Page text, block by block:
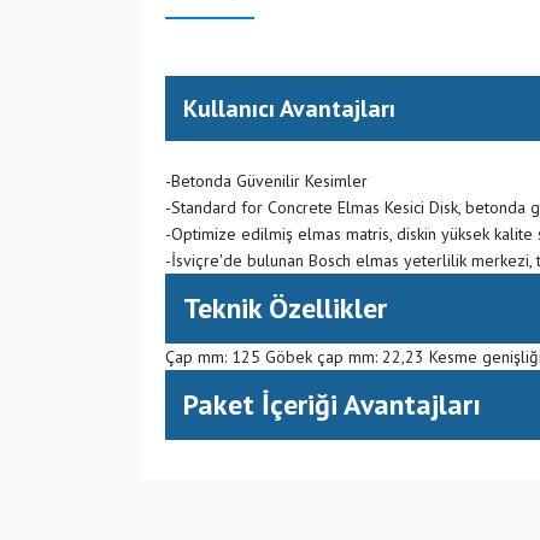
Kullanıcı Avantajları
-Betonda Güvenilir Kesimler
-Standard for Concrete Elmas Kesici Disk, betonda
-Optimize edilmiş elmas matris, diskin yüksek
-İsviçre'de bulunan Bosch elmas yeterlilik merkezi,
Teknik Özellikler
Çap mm: 125 Göbek çap mm: 22,23 Kesme
Paket İçeriği Avantajları